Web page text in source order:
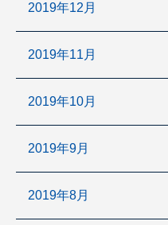
2019年12月
2019年11月
2019年10月
2019年9月
2019年8月